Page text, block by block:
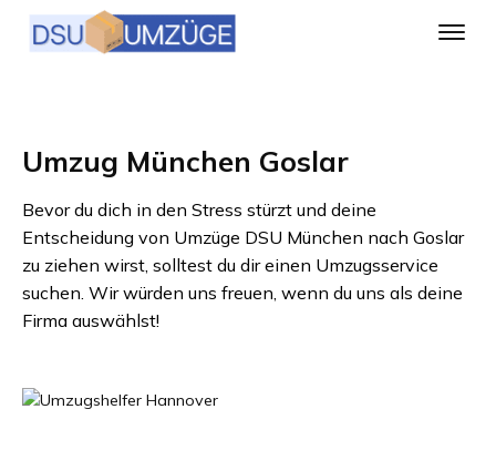
Umzug München Goslar
Bevor du dich in den Stress stürzt und deine
Entscheidung von Umzüge DSU München nach Goslar
zu ziehen wirst, solltest du dir einen Umzugsservice
suchen. Wir würden uns freuen, wenn du uns als deine
Firma auswählst!